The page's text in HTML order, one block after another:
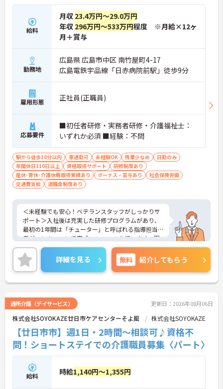
給料
月収 23.4万円～29.0万円
年収 296万円～533万円程度 ※月給×12ヶ
月＋賞与
勤務地
広島県 広島市中区 南竹屋町4-17
広島電鉄宇品線「日赤病院前駅」徒歩9分
雇用形態 正社員(正職員)
応募要件
■初任者研修・実務者研修・介護福祉士：
いずれか必須 ■経験：不問
駅から徒歩10分以内 車通勤可 未経験OK 残業少なめ
日勤のみ
年間休日110日以上
資格取得サポート
研修制度あり
産休･育休･介護休暇取得実績あり
ボーナス・賞与あり
社会保険完備
交通費支給
退職金制度あり
＜未経験でも安心！ベテランスタッフがしっかりサ
ポート＞入社後は充実した研修プログラムがあり、
最初の1年間は「チューター」と呼ばれる指導担当
者がマンツーマンで育成・フォローを行います。現
場ではベテランのサービス提供責任者があなたをバ
ックアップするので、困ったことがあればすぐに相
談できます。焦らずじっくりとスキルを身につけて
いける温かい環境です。
＜助け合いが自然に生まれる、明るい職場です＞ス
とても明るく関係性の良い事業所です。ワークライ
フバランスを重視しているためお休みが取りやす
く、仕事だけでなくプライベートも大切にできる環
境です。また充実した福利厚生なども魅力♪安定し
た待遇の中で、モチベーション高くお仕事に取り組
めます。
詳細を見る 無料 紹介してもらう
通所介護（デイサービス） 更新日：2026年08月06日
株式会社SOYOKAZE廿日市ケアセンターそよ風 株式会社SOYOKAZE
【廿日市市】週1日・2時間～相談可♪資格不
問！ショートステイでの介護職員募集〈パート〉
給料 時給1,140円～1,355円